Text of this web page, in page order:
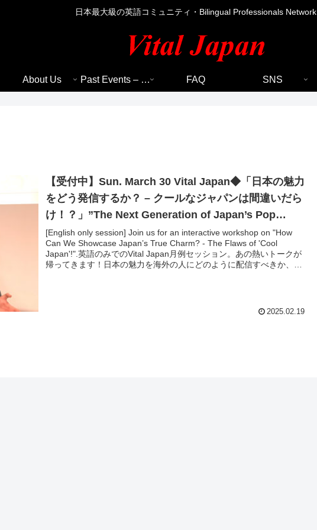
日本最大級の英語コミュニティ・Bilingual Professionals Network
About Us Past Events – 過去のイベント FAQ SNS
【受付中】Sun. March 30 Vital Japan◆「日本の魅力
をどう発信するか？ – クールなジャパンは間違いだら
け！？」”The Next Generation of Japan’s Pop
Culture Empire”◆英語イベント
[English only session] Join us for an interactive workshop on "How
Can We Showcase Japan’s True Charm? - The Flaws of 'Cool
Japan'!".英語のみでのVital Japan月例セッション。あの熱いトークが
帰ってきます！日本の魅力を海外の人にどのように配信すべきか、改
像を発信すべきか、参加者と共にディスカッションしてゆきます。
2025.02.19